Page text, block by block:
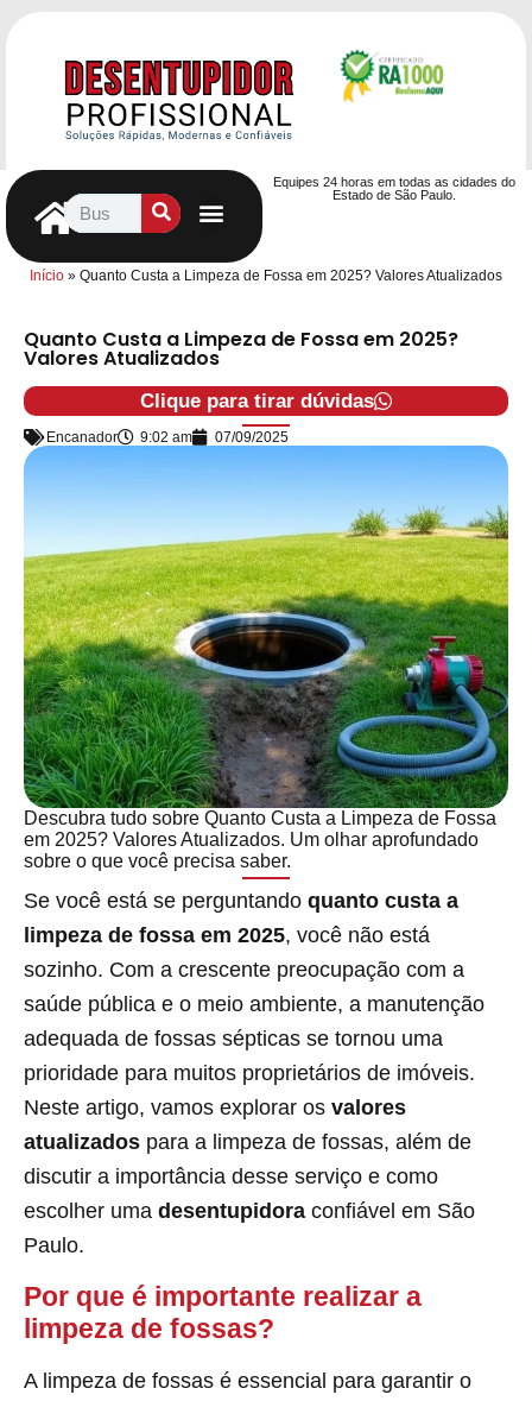
Equipes 24 horas em todas as cidades do
Estado de São Paulo.
Início » Quanto Custa a Limpeza de Fossa em 2025? Valores Atualizados
Quanto Custa a Limpeza de Fossa em 2025?
Valores Atualizados
Clique para tirar dúvidas
Encanador 9:02 am 07/09/2025
Descubra tudo sobre Quanto Custa a Limpeza de Fossa
em 2025? Valores Atualizados. Um olhar aprofundado
sobre o que você precisa saber.
Se você está se perguntando quanto custa a
limpeza de fossa em 2025, você não está
sozinho. Com a crescente preocupação com a
saúde pública e o meio ambiente, a manutenção
adequada de fossas sépticas se tornou uma
prioridade para muitos proprietários de imóveis.
Neste artigo, vamos explorar os valores
atualizados para a limpeza de fossas, além de
discutir a importância desse serviço e como
escolher uma desentupidora confiável em São
Paulo.
Por que é importante realizar a
limpeza de fossas?
A limpeza de fossas é essencial para garantir o